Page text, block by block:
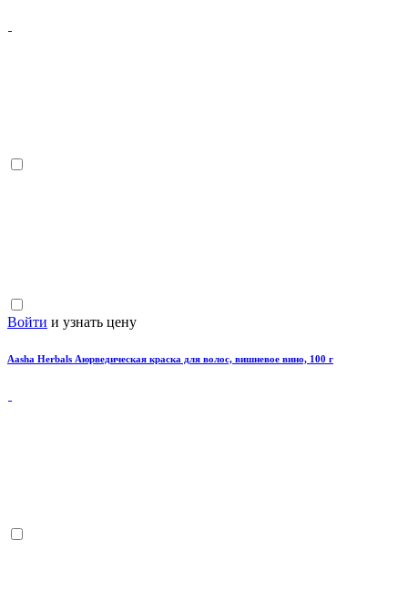
Войти и узнать цену
Aasha Herbals Аюрведическая краска для волос, вишневое вино, 100 г